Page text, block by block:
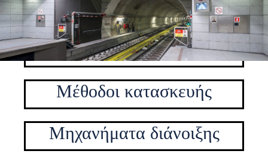
Γεωλογικά
Μέθοδοι κατασκευής
Μηχανήματα διάνοιξης